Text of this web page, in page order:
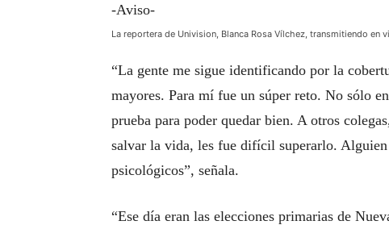
-Aviso-
La reportera de Univision, Blanca Rosa Vílchez, transmitiendo en
“La gente me sigue identificando por la
mayores. Para mí fue un súper reto. No sólo
prueba para poder quedar bien. A otros
salvar la vida, les fue difícil superarlo.
psicológicos”, señala.
“Ese día eran las elecciones primarias de